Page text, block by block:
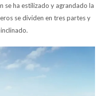
se ha estilizado y agrandado la
se dividen en tres partes y